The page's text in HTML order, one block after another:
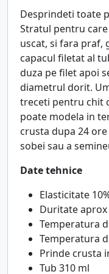
Desprindeti toate
Stratul pentru
uscat, si fara praf,
capacul filetat al
duza pe filet apoi
diametrul dorit.
treceti pentru chit
poate modela in
crusta dupa 24
sobei sau a
Date tehnice
Elasticitate
Duritate aprox
Temperatura
Temperatura
Prinde crusta
Tub 310 ml